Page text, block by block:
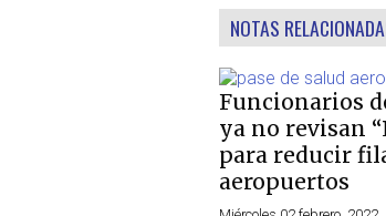
NOTAS
Funcionarios
ya no revisan
para reducir
aeropuertos